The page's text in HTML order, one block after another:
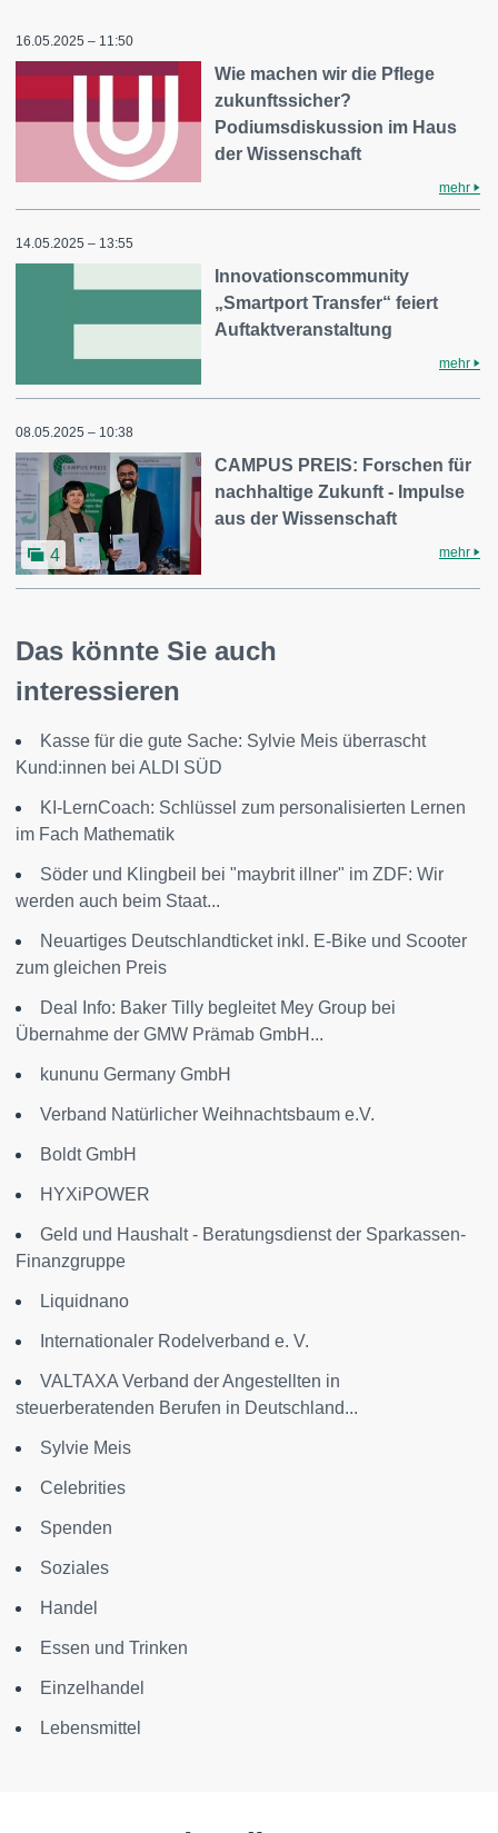
16.05.2025 – 11:50
Wie machen wir die Pflege
zukunftssicher?
Podiumsdiskussion im Haus
der Wissenschaft
mehr
14.05.2025 – 13:55
Innovationscommunity
„Smartport Transfer“ feiert
Auftaktveranstaltung
mehr
08.05.2025 – 10:38
4
CAMPUS PREIS: Forschen für
nachhaltige Zukunft - Impulse
aus der Wissenschaft
mehr
Das könnte Sie auch
interessieren
Kasse für die gute Sache: Sylvie Meis überrascht
Kund:innen bei ALDI SÜD
KI-LernCoach: Schlüssel zum personalisierten Lernen
im Fach Mathematik
Söder und Klingbeil bei "maybrit illner" im ZDF: Wir
werden auch beim Staat...
Neuartiges Deutschlandticket inkl. E-Bike und Scooter
zum gleichen Preis
Deal Info: Baker Tilly begleitet Mey Group bei
Übernahme der GMW Prämab GmbH...
kununu Germany GmbH
Verband Natürlicher Weihnachtsbaum e.V.
Boldt GmbH
HYXiPOWER
Geld und Haushalt - Beratungsdienst der Sparkassen-
Finanzgruppe
Liquidnano
Internationaler Rodelverband e. V.
VALTAXA Verband der Angestellten in
steuerberatenden Berufen in Deutschland...
Sylvie Meis
Celebrities
Spenden
Soziales
Handel
Essen und Trinken
Einzelhandel
Lebensmittel